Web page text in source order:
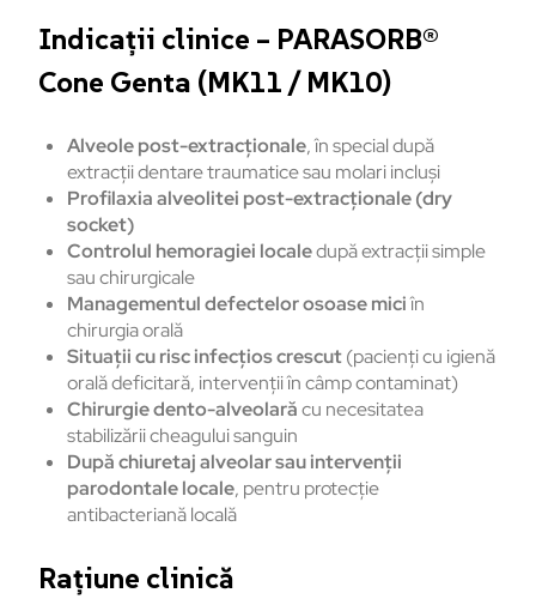
Indicații clinice – PARASORB®
Cone Genta (MK11 / MK10)
Alveole post-extracționale, în special după
extracții dentare traumatice sau molari incluși
Profilaxia alveolitei post-extracționale (dry
socket)
Controlul hemoragiei localedupă extracții simple
sau chirurgicale
Managementul defectelor osoase miciîn
chirurgia orală
Situații cu risc infecțios crescut(pacienți cu igienă
orală deficitară, intervenții în câmp contaminat)
Chirurgie dento-alveolarăcu necesitatea
stabilizării cheagului sanguin
După chiuretaj alveolar sau intervenții
parodontale locale, pentru protecție
antibacteriană locală
Rațiune clinică